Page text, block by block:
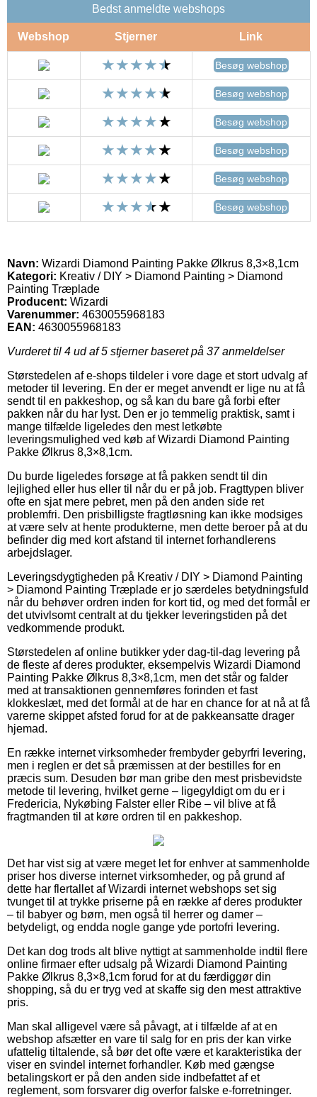
Bedst anmeldte webshops
Webshop Stjerner Link
Besøg webshop
Besøg webshop
Besøg webshop
Besøg webshop
Besøg webshop
Besøg webshop
Navn: Wizardi Diamond Painting Pakke Ølkrus 8,3×8,1cm
Kategori: Kreativ / DIY > Diamond Painting > Diamond
Painting Træplade
Producent: Wizardi
Varenummer: 4630055968183
EAN: 4630055968183
Vurderet til 4 ud af 5 stjerner baseret på 37anmeldelser
Størstedelen af e-shops tildeler i vore dage et stort udvalg af
metoder til levering. En der er meget anvendt er lige nu at få
sendt til en pakkeshop, og så kan du bare gå forbi efter
pakken når du har lyst. Den er jo temmelig praktisk, samt i
mange tilfælde ligeledes den mest letkøbte
leveringsmulighed ved køb af Wizardi Diamond Painting
Pakke Ølkrus 8,3×8,1cm.
Du burde ligeledes forsøge at få pakken sendt til din
lejlighed eller hus eller til når du er på job. Fragttypen bliver
ofte en sjat mere pebret, men på den anden side ret
problemfri. Den prisbilligste fragtløsning kan ikke modsiges
at være selv at hente produkterne, men dette beroer på at du
befinder dig med kort afstand til internet forhandlerens
arbejdslager.
Leveringsdygtigheden på Kreativ / DIY > Diamond Painting
> Diamond Painting Træplade er jo særdeles betydningsfuld
når du behøver ordren inden for kort tid, og med det formål er
det utvivlsomt centralt at du tjekker leveringstiden på det
vedkommende produkt.
Størstedelen af online butikker yder dag-til-dag levering på
de fleste af deres produkter, eksempelvis Wizardi Diamond
Painting Pakke Ølkrus 8,3×8,1cm, men det står og falder
med at transaktionen gennemføres forinden et fast
klokkeslæt, med det formål at de har en chance for at nå at få
varerne skippet afsted forud for at de pakkeansatte drager
hjemad.
En række internet virksomheder frembyder gebyrfri levering,
men i reglen er det så præmissen at der bestilles for en
præcis sum. Desuden bør man gribe den mest prisbevidste
metode til levering, hvilket gerne – ligegyldigt om du er i
Fredericia, Nykøbing Falster eller Ribe – vil blive at få
fragtmanden til at køre ordren til en pakkeshop.
Det har vist sig at være meget let for enhver at sammenholde
priser hos diverse internet virksomheder, og på grund af
dette har flertallet af Wizardi internet webshops set sig
tvunget til at trykke priserne på en række af deres produkter
– til babyer og børn, men også til herrer og damer –
betydeligt, og endda nogle gange yde portofri levering.
Det kan dog trods alt blive nyttigt at sammenholde indtil flere
online firmaer efter udsalg på Wizardi Diamond Painting
Pakke Ølkrus 8,3×8,1cm forud for at du færdiggør din
shopping, så du er tryg ved at skaffe sig den mest attraktive
pris.
Man skal alligevel være så påvagt, at i tilfælde af at en
webshop afsætter en vare til salg for en pris der kan virke
ufattelig tiltalende, så bør det ofte være et karakteristika der
viser en svindel internet forhandler. Køb med gængse
betalingskort er på den anden side indbefattet af et
reglement, som forsvarer dig overfor falske e-forretninger.